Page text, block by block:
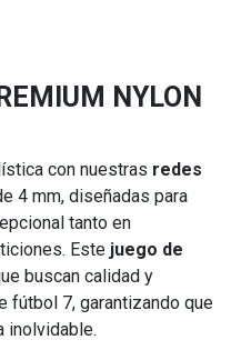
NYLON
con nuestras redes
4 mm, diseñadas para
tanto en
Este juego de
buscan calidad y
fútbol 7, garantizando que
inolvidable.